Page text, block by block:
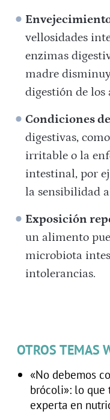
vellosidades
enzimas
madre
digestión de los
Condiciones
digestivas,
irritable o la
intestinal, por
la sensibilidad
Exposición
un alimento
microbiota
intolerancias.
OTROS TEMAS
«No debemos
brócoli»: lo que
experta en